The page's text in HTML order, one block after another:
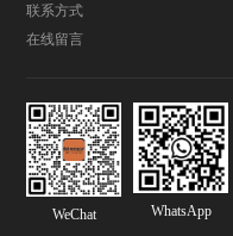
联系方式
在线留言
WeChat WhatsApp